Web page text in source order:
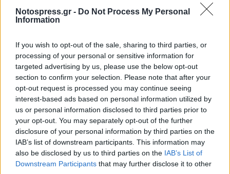
Notospress.gr - Do Not Process My Personal
Information
If you wish to opt-out of the sale, sharing to third parties, or
processing of your personal or sensitive information for
targeted advertising by us, please use the below opt-out
section to confirm your selection. Please note that after your
opt-out request is processed you may continue seeing
interest-based ads based on personal information utilized by
us or personal information disclosed to third parties prior to
your opt-out. You may separately opt-out of the further
disclosure of your personal information by third parties on the
IAB’s list of downstream participants. This information may
also be disclosed by us to third parties on the IAB’s List of
Downstream Participants that may further disclose it to other
Δυτική Μάνη: Συνεχίζονται οι
προφεστιβαλικές δράσεις του 3ου Kardamili
Art Doc Festival
05/08/2026 20:32